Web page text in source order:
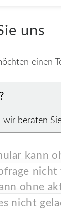
uns
einen
beraten
kann
ohne
nicht